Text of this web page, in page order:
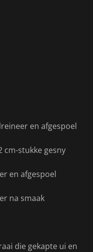
en afgespoel
cm-stukke gesny
en afgespoel
na smaak
die gekapte ui en